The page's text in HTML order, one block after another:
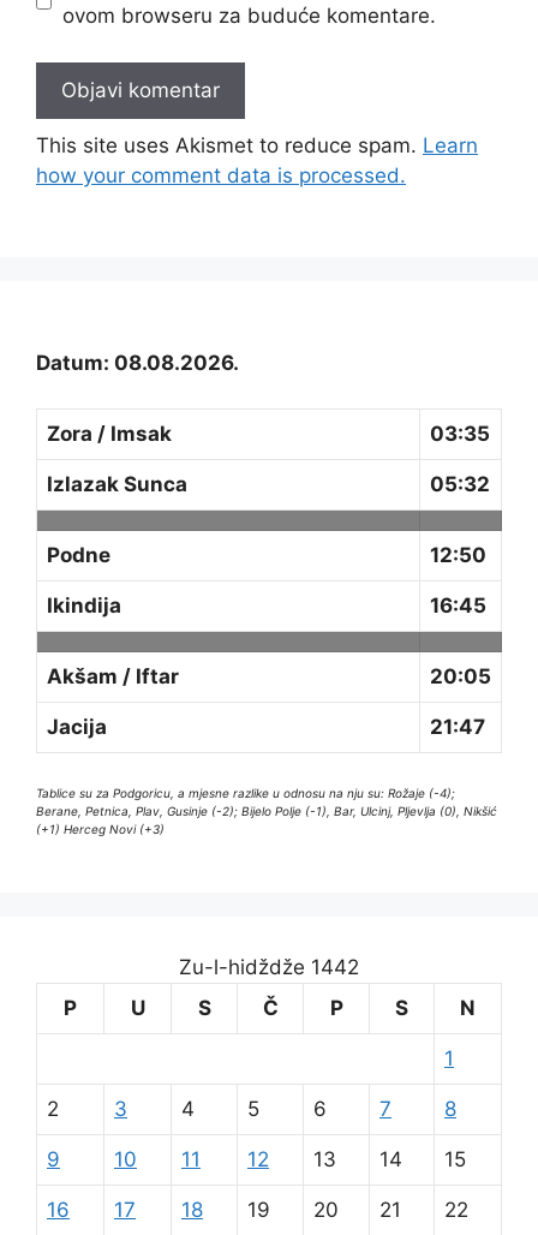
ovom browseru za buduće komentare.
This site uses Akismet to reduce spam. Learn
how your comment data is processed.
Datum: 08.08.2026.
Zora / Imsak 03:35
Izlazak Sunca 05:32
Podne 12:50
Ikindija 16:45
Akšam / Iftar 20:05
Jacija 21:47
Tablice su za Podgoricu, a mjesne razlike u odnosu na nju su: Rožaje (-4);
Berane, Petnica, Plav, Gusinje (-2); Bijelo Polje (-1), Bar, Ulcinj, Pljevlja (0), Nikšić
(+1) Herceg Novi (+3)
Zu-l-hidždže 1442
P
U S Č P S N
1
2 3 4 5 6 7 8
9 10 11 12 13 14 15
16 17 18 19 20 21 22